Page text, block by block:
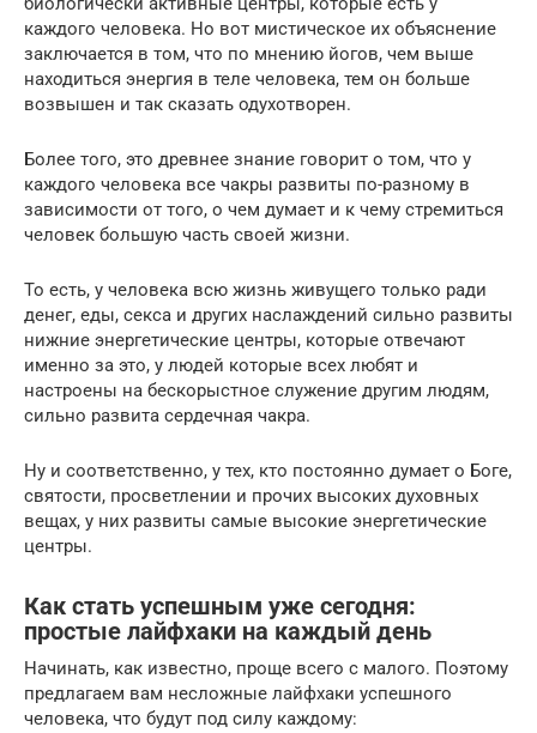
каждого человека. Но вот мистическое их объяснение
заключается в том, что по мнению йогов, чем выше
находиться энергия в теле человека, тем он больше
возвышен и так сказать одухотворен.
Более того, это древнее знание говорит о том, что у
каждого человека все чакры развиты по-разному в
зависимости от того, о чем думает и к чему стремиться
человек большую часть своей жизни.
То есть, у человека всю жизнь живущего только ради
денег, еды, секса и других наслаждений сильно развиты
нижние энергетические центры, которые отвечают
именно за это, у людей которые всех любят и
настроены на бескорыстное служение другим людям,
сильно развита сердечная чакра.
Ну и соответственно, у тех, кто постоянно думает о Боге,
святости, просветлении и прочих высоких духовных
вещах, у них развиты самые высокие энергетические
центры.
Как стать успешным уже сегодня:
простые лайфхаки на каждый день
Начинать, как известно, проще всего с малого. Поэтому
предлагаем вам несложные лайфхаки успешного
человека, что будут под силу каждому: